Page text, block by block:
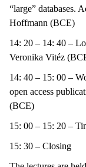
“large” databases.
Hoffmann (BCE)
14: 20 – 14: 40 –
Veronika Vitéz
14: 40 – 15: 00 –
open access
(BCE)
15: 00 – 15: 20 –
15: 30 – Closing